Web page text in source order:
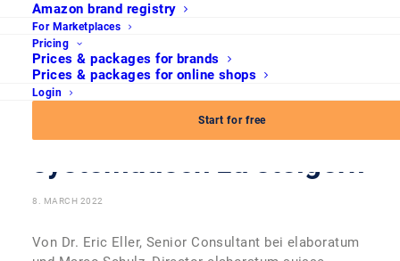
Amazon brand registry
For Marketplaces
Pricing
Prices & packages for brands
Prices & packages for online shops
Login
Start for free
Wie es gelingt, das
Kunden- und
Mitarbeitervertrauen
systematisch zu steigern
8. MARCH 2022
Von Dr. Eric Eller, Senior Consultant bei elaboratum